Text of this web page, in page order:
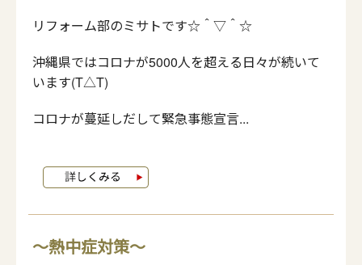
リフォーム部のミサトです☆＾▽＾☆
沖縄県ではコロナが5000人を超える日々が続いて
います(T△T)
コロナが蔓延しだして緊急事態宣言...
～熱中症対策～